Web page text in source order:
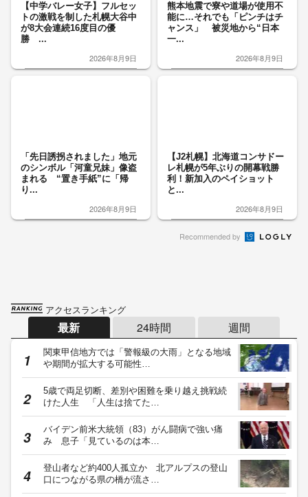
【中学バレー女子】フルセッ
トの激戦を制した札幌大谷中
が8大会連続16度目の優
勝 ...
2026年8月9日
熊本地震で寮や道場が使用不
能に…それでも「ピンチはチ
ャンス」 被災地から“日本
一...
2026年8月9日
「先日誘拐されました」地元
のシンボル「河童兄妹」像盗
まれる “置き手紙”に「帰
り...
2026年8月9日
【J2札幌】北海道コンサドー
レ札幌が5年ぶりの開幕戦勝
利！新加入のペイショット
と...
2026年8月9日
Recommended by
アクセスランキング
最新 24時間 週間
関東甲信地方では「警報級の大雨」となる地域
や期間が拡大する可能性…
5歳で両足切断、差別や困難を乗り越え挑戦続
けた人生 「人生は捨てた…
バイデン前米大統領（83）がん闘病で強い痛
み 息子「見ているのは本…
登山者など約400人孤立か 北アルプスの登山
口につながる県の橋が流さ…